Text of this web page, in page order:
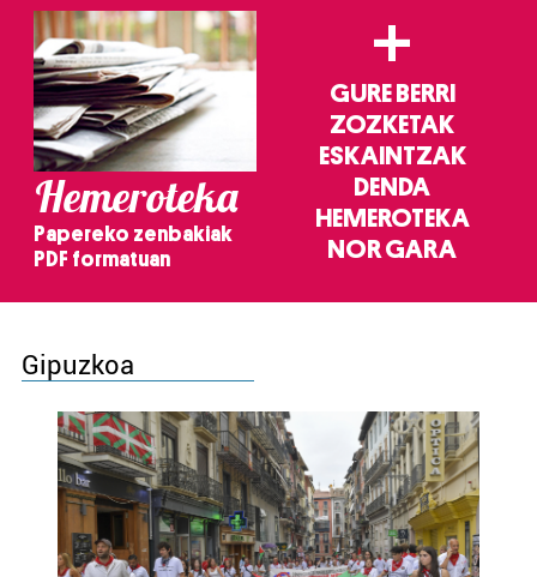
Hemeroteka
Papereko zenbakiak
PDF formatuan
+
GURE BERRI
ZOZKETAK
ESKAINTZAK
DENDA
HEMEROTEKA
NOR GARA
Gipuzkoa